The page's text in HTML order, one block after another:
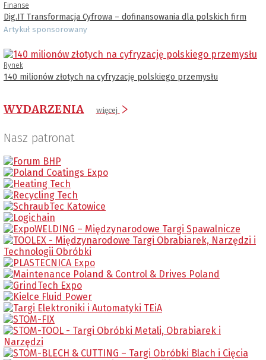
Finanse
Dig.IT Transformacja Cyfrowa – dofinansowania dla polskich firm
Artykuł sponsorowany
Rynek
140 milionów złotych na cyfryzację polskiego przemysłu
WYDARZENIA więcej
Nasz patronat